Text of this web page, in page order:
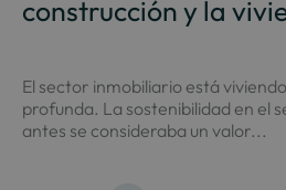
construcción y la
El sector inmobiliario está
profunda. La sostenibilidad en el
antes se consideraba un valor...